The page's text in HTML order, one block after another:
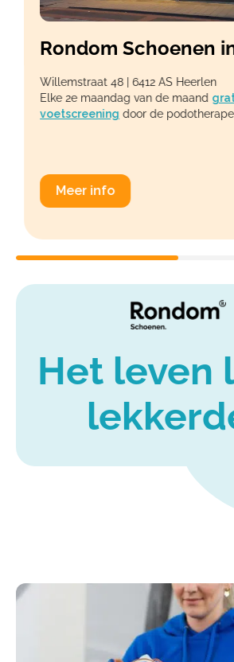
Rondom Schoenen
Willemstraat 48 | 6412 AS Heerlen
Elke 2e maandag van de maand gr
voetscreening door de
Meer info
Het leven